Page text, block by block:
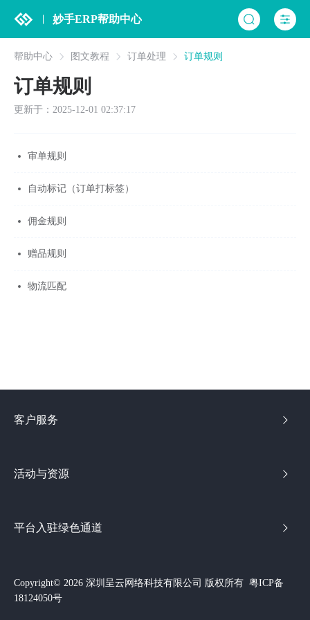
妙手ERP帮助中心
帮助中心 图文教程 订单处理 订单规则
订单规则
更新于：2025-12-01 02:37:17
审单规则
自动标记（订单打标签）
佣金规则
赠品规则
物流匹配
客户服务
活动与资源
平台入驻绿色通道
Copyright© 2026 深圳呈云网络科技有限公司 版权所有 粤ICP备
18124050号